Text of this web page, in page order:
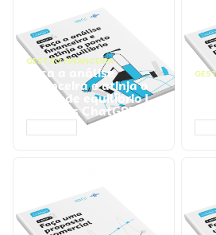
GESTÃO FINANCEIRA
Faça a análise
financeira e atinja o
ponto de equilíbrio |
Prompts ChatGPT